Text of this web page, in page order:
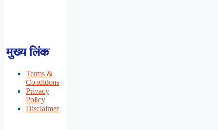
मुख्य लिंक
Terms &
Conditions
Privacy
Policy
Disclaimer